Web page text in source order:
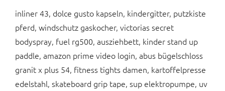
inliner 43, dolce gusto kapseln, kindergitter, putzkiste
pferd, windschutz gaskocher, victorias secret
bodyspray, fuel rg500, ausziehbett, kinder stand up
paddle, amazon prime video login, abus bügelschloss
granit x plus 54, fitness tights damen, kartoffelpresse
edelstahl, skateboard grip tape, sup elektropumpe, uv